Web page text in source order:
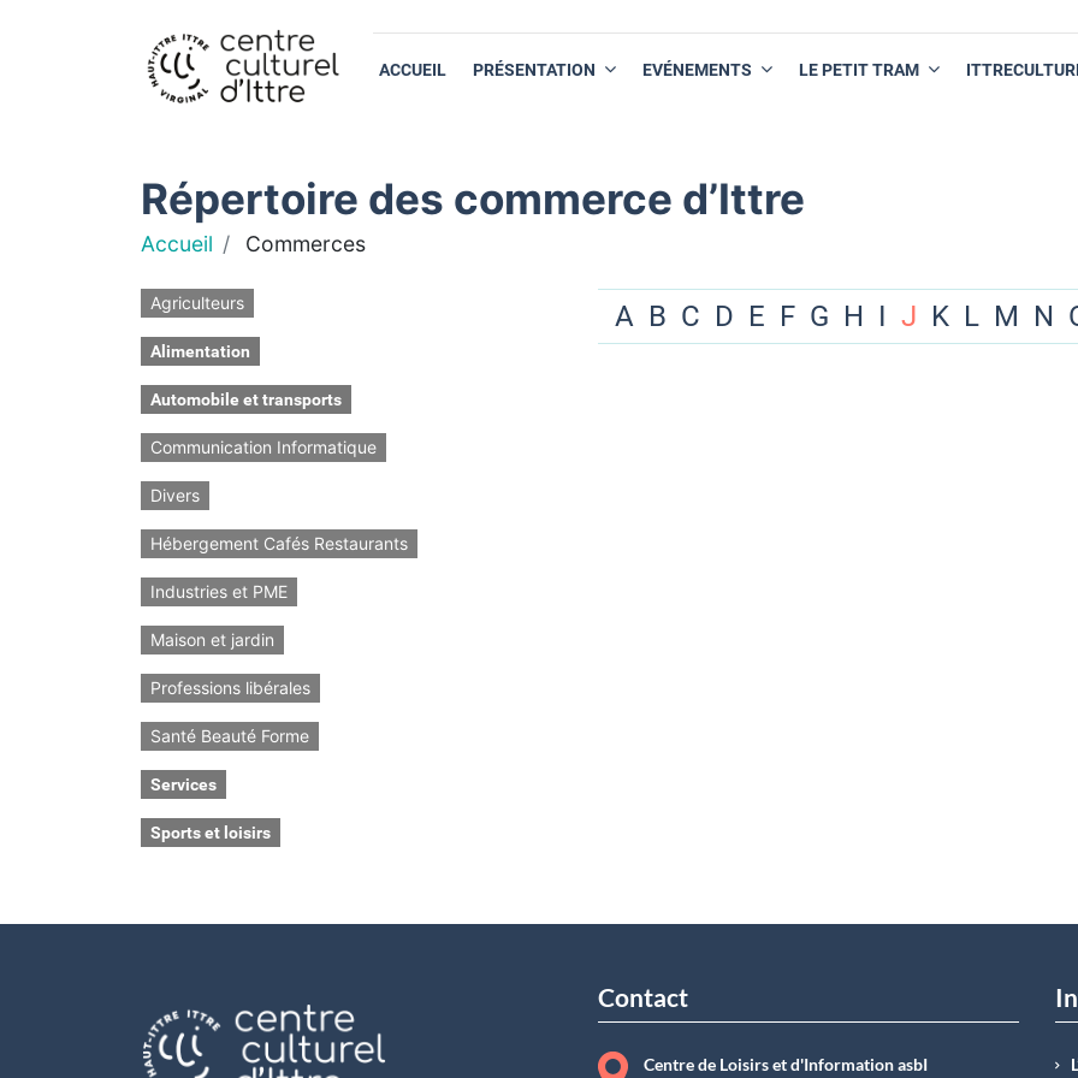
ACCUEIL PRÉSENTATION EVÉNEMENTS LE PETIT TRAM
Répertoire des commerce d’Ittre
Accueil Commerces
Agriculteurs
Alimentation
Automobile et transports
Communication Informatique
Divers
Hébergement Cafés Restaurants
Industries et PME
Maison et jardin
Professions libérales
Santé Beauté Forme
Services
Sports et loisirs
A B C D E F G H I J K L M N
Contact
Centre de Loisirs et d'Information asbI